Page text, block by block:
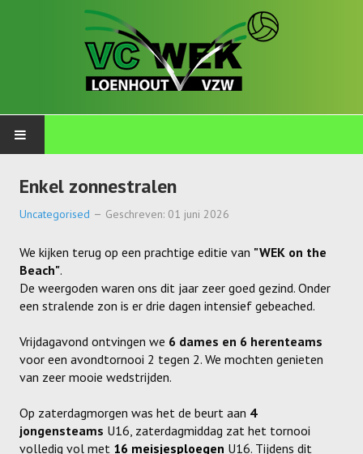
Talents
Jongens U11-A
Jongens U11-B
Jongens U11-C
Meisjes U11-D
Meisjes U11 E
Meisjes U13-A
Enkel zonnestralen
Uncategorised Geschreven: 01 juni 2026
We kijken terug op een prachtige editie van "WEK on the
Beach".
De weergoden waren ons dit jaar zeer goed gezind. Onder
een stralende zon is er drie dagen intensief gebeached.
Vrijdagavond ontvingen we 6 dames en 6 herenteams
voor een avondtornooi 2 tegen 2. We mochten genieten
van zeer mooie wedstrijden.
Op zaterdagmorgen was het de beurt aan 4
jongensteams U16, zaterdagmiddag zat het tornooi
volledig vol met 16 meisjesploegen U16. Tijdens dit